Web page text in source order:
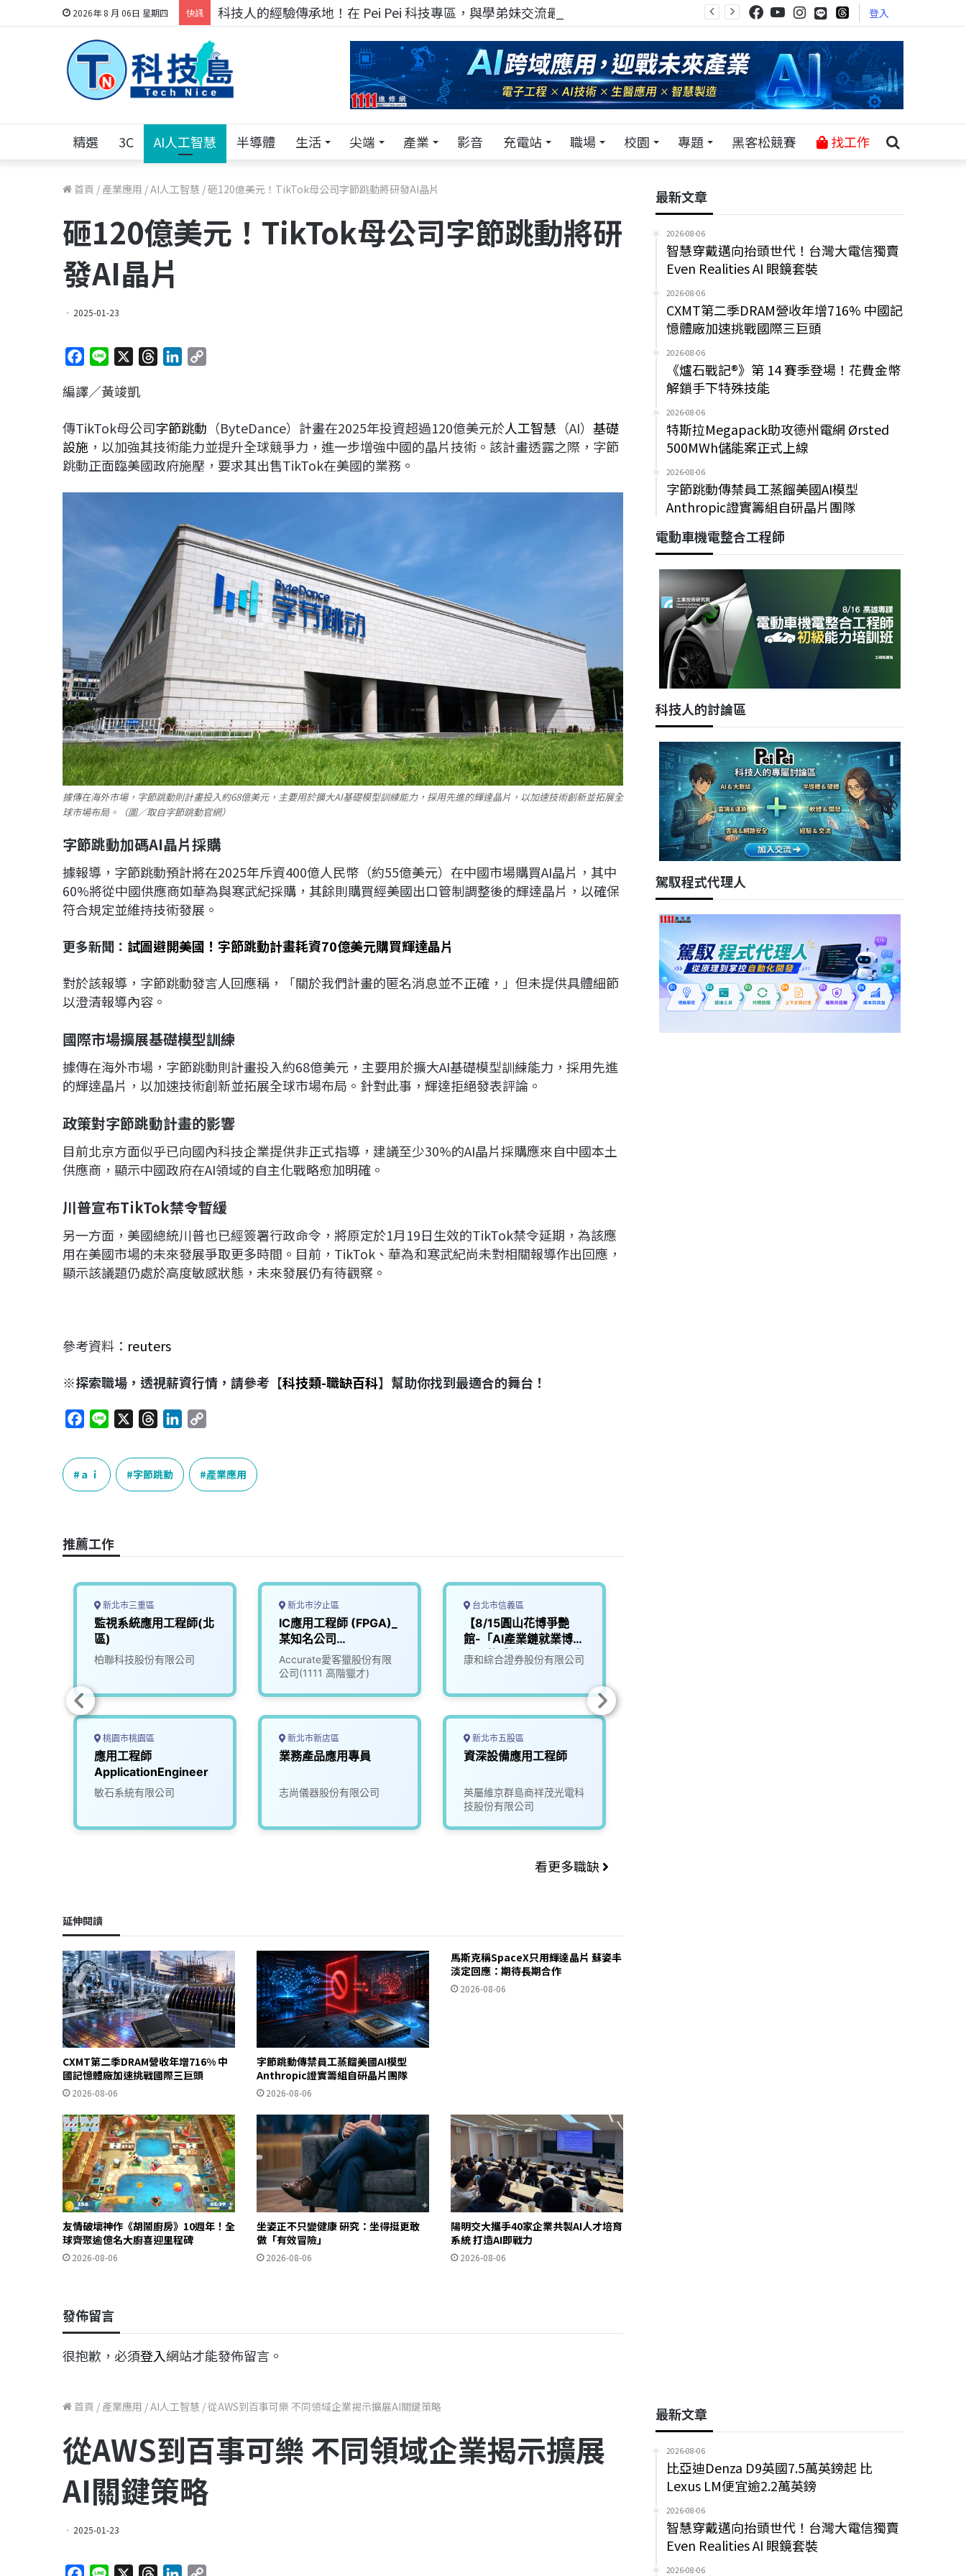
2026年 8 月 06日 星期四 快訊 科技人的經驗傳承地！在 Pei Pei 科技專區，與學弟妹交流最硬核的技術 登入
精選 3C AI人工智慧 半導體 生活 尖端 產業 影音 充電站 職場 校園 專題 黑客松競賽 找工作
首頁 / 產業應用 /AI人工智慧 /砸120億美元！TikTok母公司字節跳動將研發AI晶片
砸120億美元！TikTok母公司字節跳動將研
發AI晶片
2025-01-23
c
b
o
o
n
a
d
s
e
d
I
i
n
編譯／黃竣凱
傳TikTok母公司字節跳動 （ByteDance）計畫在2025年投資超過120億美元於人工智慧 （AI） 基礎
設施 ，以加強其技術能力並提升全球競爭力，進一步增強中國的晶片技術。該計畫透露之際，字節
跳動正面臨美國政府施壓，要求其出售TikTok在美國的業務。
據傳在海外市場，字節跳動則計畫投入約68億美元，主要用於擴大AI基礎模型訓練能力，採用先進的輝達晶片，以加速技術創新並拓展全
球市場布局。（圖／取自字節跳動官網）
字節跳動加碼AI晶片採購
據報導，字節跳動預計將在2025年斥資400億人民幣（約55億美元）在中國市場購買AI晶片，其中
60%將從中國供應商如華為與寒武紀採購，其餘則購買經美國出口管制調整後的輝達晶片，以確保
符合規定並維持技術發展。
更多新聞： 試圖避開美國！字節跳動計畫耗資70億美元購買輝達晶片
對於該報導，字節跳動發言人回應稱，「關於我們計畫的匿名消息並不正確，」但未提供具體細節
以澄清報導內容。
國際市場擴展基礎模型訓練
據傳在海外市場，字節跳動則計畫投入約68億美元，主要用於擴大AI基礎模型訓練能力，採用先進
的輝達晶片，以加速技術創新並拓展全球市場布局。針對此事，輝達拒絕發表評論。
政策對字節跳動計畫的影響
目前北京方面似乎已向國內科技企業提供非正式指導，建議至少30%的AI晶片採購應來自中國本土
供應商，顯示中國政府在AI領域的自主化戰略愈加明確。
川普宣布TikTok禁令暫緩
另一方面，美國總統川普也已經簽署行政命令，將原定於1月19日生效的TikTok禁令延期，為該應
用在美國市場的未來發展爭取更多時間。目前，TikTok、華為和寒武紀尚未對相關報導作出回應，
顯示該議題仍處於高度敏感狀態，未來發展仍有待觀察。
參考資料： reuters
※探索職場，透視薪資行情，請參考【科技類-職缺百科】幫助你找到最適合的舞台！
c
e
b
k
e
r
e
a
k
p
y
L
ａｉ 字節跳動 產業應用
推薦工作
新北市三重區
監視系統應用工程師(北
區)
柏聯科技股份有限公司
桃園市桃園區
應用工程師
ApplicationEngineer
敏石系統有限公司
新北市汐止區
IC應用工程師 (FPGA)_
某知名公司
(3009524)
Accurate愛客獵股份有限
公司(1111 高階獵才)
新北市新店區
業務產品應用專員
志尚儀器股份有限公司
台北市信義區
【8/15圓山花博爭艷
館-「AI產業鏈就業博覽
會」軟體設計工程師(應
康和綜合證券股份有限公司
新北市五股區
資深設備應用工程師
英屬維京群島商祥茂光電科
技股份有限公司
看更多職缺
延伸閱讀
CXMT第二季DRAM營收年增716% 中
國記憶體廠加速挑戰國際三巨頭
2026-08-06
字節跳動傳禁員工蒸餾美國AI模型
Anthropic證實籌組自研晶片團隊
2026-08-06
馬斯克稱SpaceX只用輝達晶片 蘇姿丰
淡定回應：期待長期合作
2026-08-06
友情破壞神作《胡鬧廚房》10週年！全
球齊聚逾億名大廚喜迎里程碑
2026-08-06
坐姿正不只變健康 研究：坐得挺更敢
做「有效冒險」
2026-08-06
陽明交大攜手40家企業共製AI人才培育
系統 打造AI即戰力
2026-08-06
發佈留言
很抱歉，必須登入網站才能發佈留言。
最新文章
2026-08-06
智慧穿戴邁向抬頭世代！台灣大電信獨賣
Even Realities AI 眼鏡套裝
2026-08-06
CXMT第二季DRAM營收年增716% 中國記
憶體廠加速挑戰國際三巨頭
2026-08-06
《爐石戰記®》第 14 賽季登場！花費金幣
解鎖手下特殊技能
2026-08-06
特斯拉Megapack助攻德州電網 Ørsted
500MWh儲能案正式上線
2026-08-06
字節跳動傳禁員工蒸餾美國AI模型
Anthropic證實籌組自研晶片團隊
電動車機電整合工程師
科技人的討論區
駕馭程式代理人